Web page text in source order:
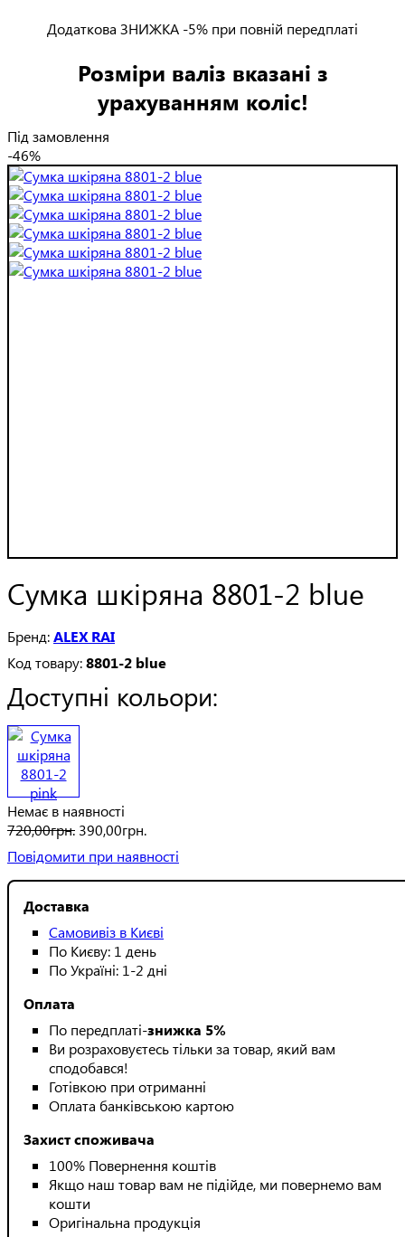
Додаткова ЗНИЖКА -5% при повній передплаті
Розміри валіз вказані з
урахуванням коліс!
Під замовлення
-46%
Сумка шкіряна 8801-2 blue
Доставка
Самовивіз в Києві
По Києву: 1 день
По Україні: 1-2 дні
Оплата
По передплаті-знижка 5%
Ви розраховуєтесь тільки за товар, який вам
сподобався!
Готівкою при отриманні
Оплата банківською картою
Захист споживача
100% Повернення коштів
Якщо наш товар вам не підійде, ми повернемо вам
кошти
Оригінальна продукція
ALEX RAI
8801-2 blue
Доступні кольори:
Немає в наявності
720,00грн. 390,00грн.
Повідомити при наявності